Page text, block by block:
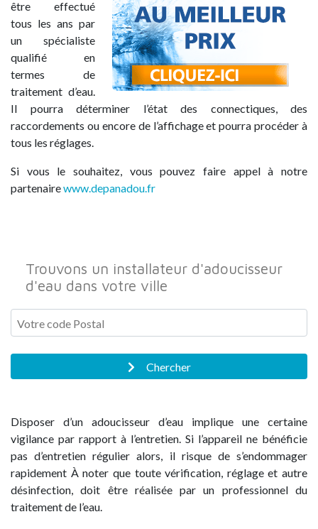
être effectué
tous les ans par
un spécialiste
qualifié en
termes de
traitement d’eau.
Il pourra déterminer l’état des connectiques, des
raccordements ou encore de l’affichage et pourra procéder à
tous les réglages.
Si vous le souhaitez, vous pouvez faire appel à notre
partenairewww.depanadou.fr
Trouvons un installateur d'adoucisseur
d'eau dans votre ville
Chercher
Disposer d’un adoucisseur d’eau implique une certaine
vigilance par rapport à l’entretien. Si l’appareil ne bénéficie
pas d’entretien régulier alors, il risque de s’endommager
rapidement À noter que toute vérification, réglage et autre
désinfection, doit être réalisée par un professionnel du
traitement de l’eau.